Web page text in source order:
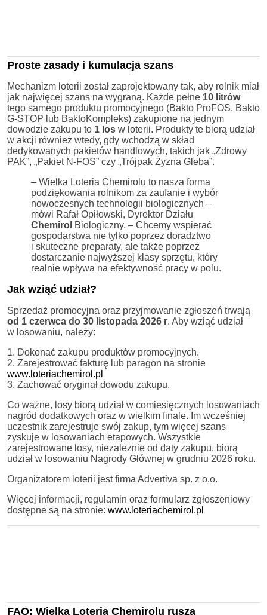
Proste zasady i kumulacja szans
Mechanizm loterii został zaprojektowany tak, aby rolnik miał
jak najwięcej szans na wygraną. Każde pełne 10 litrów
tego samego produktu promocyjnego (Bakto ProFOS, Bakto
G-STOP lub BaktoKompleks) zakupione na jednym
dowodzie zakupu to 1 los w loterii. Produkty te biorą udział
w akcji również wtedy, gdy wchodzą w skład
dedykowanych pakietów handlowych, takich jak „Zdrowy
PAK”, „Pakiet N-FOS” czy „Trójpak Żyzna Gleba”.
– Wielka Loteria Chemirolu to nasza forma
podziękowania rolnikom za zaufanie i wybór
nowoczesnych technologii biologicznych –
mówi Rafał Opiłowski, Dyrektor Działu
Chemirol Biologiczny. – Chcemy wspierać
gospodarstwa nie tylko poprzez doradztwo
i skuteczne preparaty, ale także poprzez
dostarczanie najwyższej klasy sprzętu, który
realnie wpływa na efektywność pracy w polu.
Jak wziąć udział?
Sprzedaż promocyjna oraz przyjmowanie zgłoszeń trwają
od 1 czerwca do 30 listopada 2026 r. Aby wziąć udział
w losowaniu, należy:
1. Dokonać zakupu produktów promocyjnych.
2. Zarejestrować fakturę lub paragon na stronie
www.loteriachemirol.pl
3. Zachować oryginał dowodu zakupu.
Co ważne, losy biorą udział w comiesięcznych losowaniach
nagród dodatkowych oraz w wielkim finale. Im wcześniej
uczestnik zarejestruje swój zakup, tym więcej szans
zyskuje w losowaniach etapowych. Wszystkie
zarejestrowane losy, niezależnie od daty zakupu, biorą
udział w losowaniu Nagrody Głównej w grudniu 2026 roku.
Organizatorem loterii jest firma Advertiva sp. z o.o.
Więcej informacji, regulamin oraz formularz zgłoszeniowy
dostępne są na stronie: www.loteriachemirol.pl
FAQ: Wielka Loteria Chemirolu rusza